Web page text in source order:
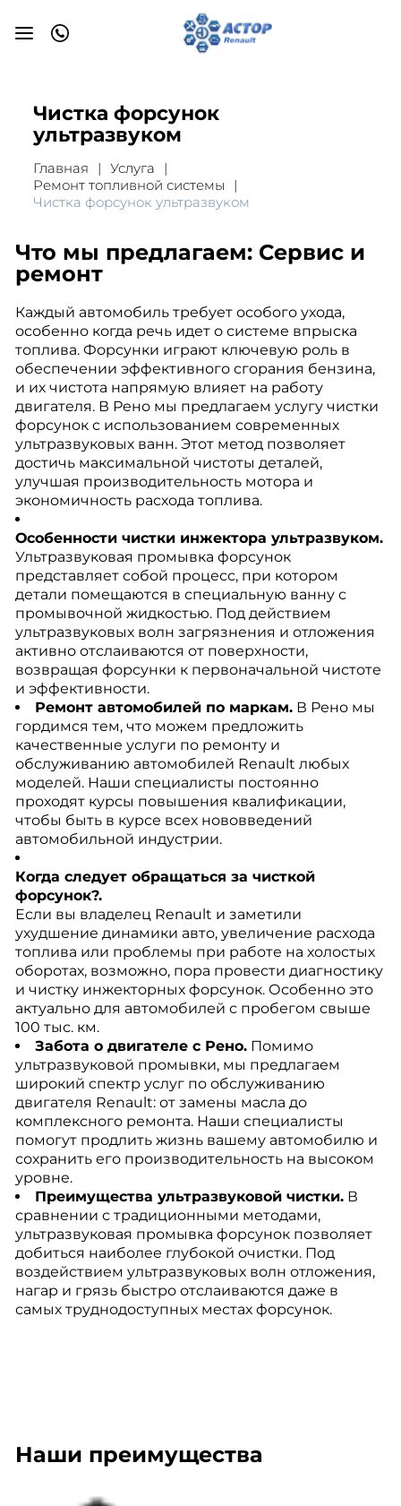
Чистка форсунок
ультразвуком
Главная
Услуга
Ремонт топливной системы
Чистка форсунок ультразвуком
Что мы предлагаем: Сервис и
ремонт
Каждый автомобиль требует особого ухода,
особенно когда речь идет о системе впрыска
топлива. Форсунки играют ключевую роль в
обеспечении эффективного сгорания бензина,
и их чистота напрямую влияет на работу
двигателя. В Рено мы предлагаем услугу чистки
форсунок с использованием современных
ультразвуковых ванн. Этот метод позволяет
достичь максимальной чистоты деталей,
улучшая производительность мотора и
экономичность расхода топлива.
Особенности чистки инжектора ультразвуком.
Ультразвуковая промывка форсунок
представляет собой процесс, при котором
детали помещаются в специальную ванну с
промывочной жидкостью. Под действием
ультразвуковых волн загрязнения и отложения
активно отслаиваются от поверхности,
возвращая форсунки к первоначальной чистоте
и эффективности.
Ремонт автомобилей по маркам.В Рено мы
гордимся тем, что можем предложить
качественные услуги по ремонту и
обслуживанию автомобилей Renault любых
моделей. Наши специалисты постоянно
проходят курсы повышения квалификации,
чтобы быть в курсе всех нововведений
автомобильной индустрии.
Когда следует обращаться за чисткой
форсунок?.
Если вы владелец Renault и заметили
ухудшение динамики авто, увеличение расхода
топлива или проблемы при работе на холостых
оборотах, возможно, пора провести диагностику
и чистку инжекторных форсунок. Особенно это
актуально для автомобилей с пробегом свыше
100 тыс. км.
Забота о двигателе с Рено.Помимо
ультразвуковой промывки, мы предлагаем
широкий спектр услуг по обслуживанию
двигателя Renault: от замены масла до
комплексного ремонта. Наши специалисты
помогут продлить жизнь вашему автомобилю и
сохранить его производительность на высоком
уровне.
Преимущества ультразвуковой чистки.В
сравнении с традиционными методами,
ультразвуковая промывка форсунок позволяет
добиться наиболее глубокой очистки. Под
воздействием ультразвуковых волн отложения,
нагар и грязь быстро отслаиваются даже в
самых труднодоступных местах форсунок.
Наши преимущества